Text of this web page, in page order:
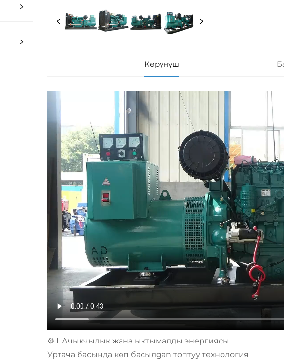
Көрүнүш
⚙️ I. Ачыкчылык жана ыктымалды энергиясы
Уртача басында көп басылgan топтуу технология